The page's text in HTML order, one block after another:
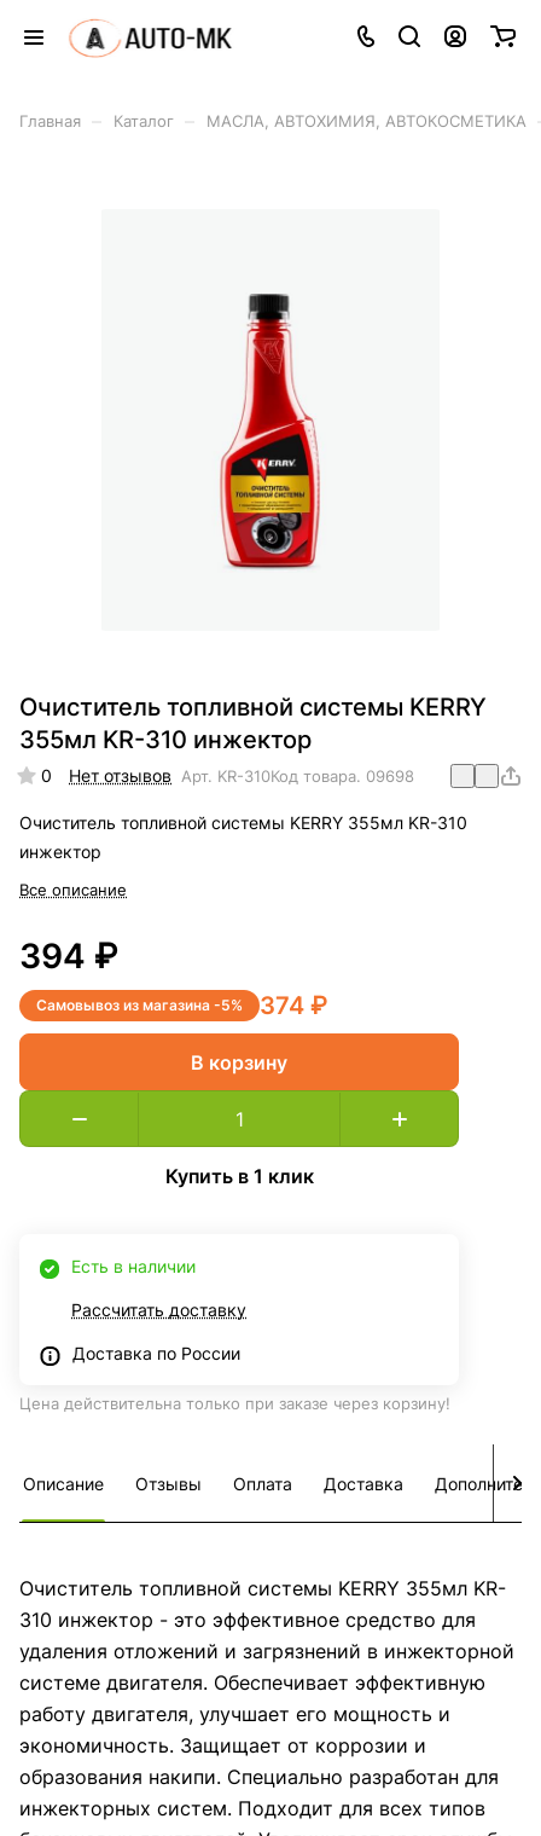
Главная Каталог МАСЛА, АВТОХИМИЯ, АВТОКОСМЕТИКА
Очиститель топливной системы KERRY
355мл KR-310 инжектор
0 Нет отзывов Арт. KR-310Код товара. 09698
Очиститель топливной системы KERRY 355мл KR-310
инжектор
Все описание
394 ₽
Самовывоз из магазина -5% 374 ₽
В корзину
Купить в 1 клик
Есть в наличии
Рассчитать доставку
Доставка по России
Цена действительна только при заказе через корзину!
Описание Отзывы Оплата Доставка
Очиститель топливной системы KERRY 355мл KR-
310 инжектор - это эффективное средство для
удаления отложений и загрязнений в инжекторной
системе двигателя. Обеспечивает эффективную
работу двигателя, улучшает его мощность и
экономичность. Защищает от коррозии и
образования накипи. Специально разработан для
инжекторных систем. Подходит для всех типов